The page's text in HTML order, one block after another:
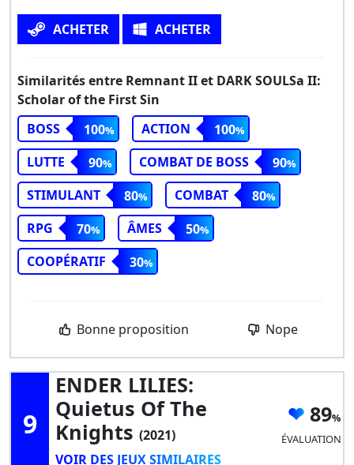
ACHETER ACHETER
Similarités entre Remnant II et DARK SOULSa II:
Scholar of the First Sin
BOSS
100 ACTION
100
LUTTE
90 COMBAT DE BOSS
90
STIMULANT
80 COMBAT
80
RPG
70 ÂMES
50
COOPÉRATIF
30
Bonne proposition Nope
9
ENDER LILIES:
Quietus Of The
Knights (2021)
VOIR DES JEUX SIMILAIRES
89
ÉVALUATION